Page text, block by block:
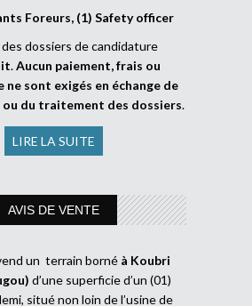
Foreurs, (1) Safety officer
dossiers de candidature
.Aucun paiement, frais ou
sont exigés en échange de
ou du traitement des dossiers.
LIRE LA SUITE
AVIS DE VENTE
un terrain borné à Koubri
d’une superficie d’un (01)
situé non loin de l’usine de